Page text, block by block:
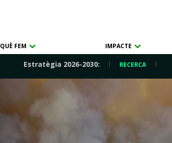
QUÈ FEM IMPACTE
Estratègia 2026-2030: RECERCA